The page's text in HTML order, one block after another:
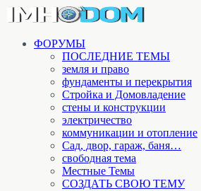
ФОРУМЫ
ПОСЛЕДНИЕ ТЕМЫ
земля и право
фундаменты и перекрытия
Стройка и Домовладение
стены и конструкции
электричество
коммуникации и отопление
Cад, двор, гараж, баня…
свободная тема
Местные Темы
СОЗДАТЬ СВОЮ ТЕМУ